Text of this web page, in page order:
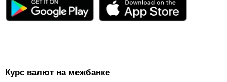
Курс валют на межбанке